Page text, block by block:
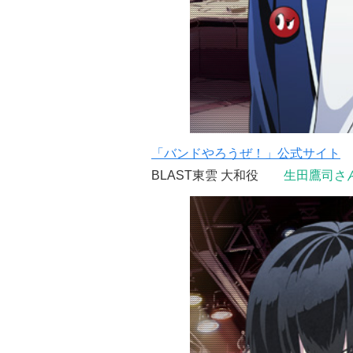
「バンドやろうぜ！」公式サイト
BLAST東雲 大和役 生田鷹司さ